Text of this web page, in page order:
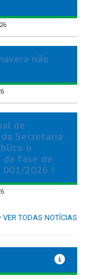
não
de
Secretaria
o
fase de
001/2026 !
VER TODAS NOTÍCIAS